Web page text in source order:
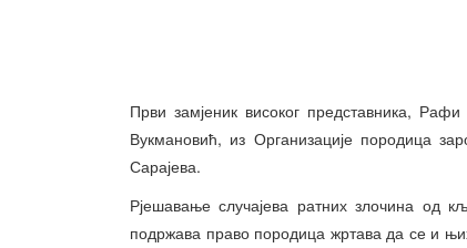
Први замјеник високог представника,
Вукмановић, из Организације породица
Сарајева.
Рјешавање случајева ратних злочина од
подржава право породица жртава да се и